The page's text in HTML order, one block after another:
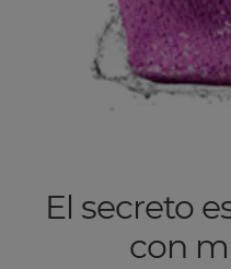
El secreto
con